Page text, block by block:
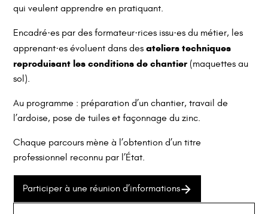
qui veulent apprendre en pratiquant.
Encadré·es par des formateur·rices issu·es du métier, les
apprenant·es évoluent dans desateliers techniques
reproduisant les conditions de chantier (maquettes au
sol).
Au programme : préparation d’un chantier, travail de
l’ardoise, pose de tuiles et façonnage du zinc.
Chaque parcours mène à l’obtention d’un titre
professionnel reconnu par l’État.
Participer à une réunion d’informations